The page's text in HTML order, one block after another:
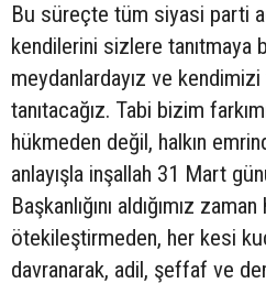
Bu süreçte tüm siyasi parti
kendilerini sizlere tanıtmaya
meydanlardayız ve
tanıtacağız. Tabi bizim
hükmeden değil, halkın
anlayışla inşallah 31 Mart
Başkanlığını aldığımız
ötekileştirmeden, her kesi
davranarak, adil, şeffaf ve